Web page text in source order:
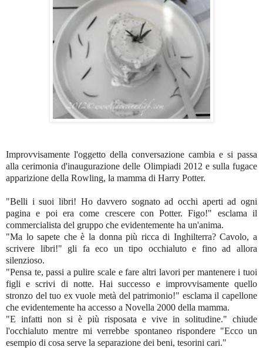
Improvvisamente l'oggetto della conversazione cambia e si passa
alla cerimonia d'inaugurazione delle Olimpiadi 2012 e sulla fugace
apparizione della Rowling, la mamma di Harry Potter.
"Belli i suoi libri! Ho davvero sognato ad occhi aperti ad ogni
pagina e poi era come crescere con Potter. Figo!" esclama il
commercialista del gruppo che evidentemente ha un'anima.
"Ma lo sapete che è la donna più ricca di Inghilterra? Cavolo, a
scrivere libri!" gli fa eco un tipo occhialuto e fino ad allora
silenzioso.
"Pensa te, passi a pulire scale e fare altri lavori per mantenere i tuoi
figli e scrivi di notte. Hai successo e improvvisamente quello
stronzo del tuo ex vuole metà del patrimonio!" esclama il capellone
che evidentemente ha accesso a Novella 2000 della mamma.
"E infatti non si è più risposata e vive in solitudine." chiude
l'occhialuto mentre mi verrebbe spontaneo rispondere "Ecco un
esempio di cosa serve la separazione dei beni, tesorini cari."